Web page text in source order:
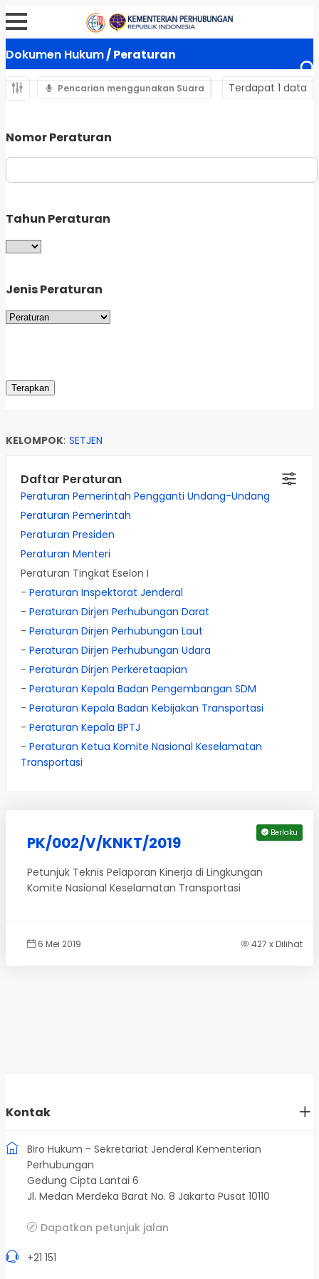
Dokumen Hukum/ Peraturan
Pencarian menggunakan Suara Terdapat 1 data
Nomor Peraturan
Tahun Peraturan
Jenis Peraturan
KELOMPOK: SETJEN
Daftar Peraturan
Peraturan Pemerintah Pengganti Undang-Undang
Peraturan Pemerintah
Peraturan Presiden
Peraturan Menteri
Peraturan Tingkat Eselon I
- Peraturan Inspektorat Jenderal
- Peraturan Dirjen Perhubungan Darat
- Peraturan Dirjen Perhubungan Laut
- Peraturan Dirjen Perhubungan Udara
- Peraturan Dirjen Perkeretaapian
- Peraturan Kepala Badan Pengembangan SDM
- Peraturan Kepala Badan Kebijakan Transportasi
- Peraturan Kepala BPTJ
- Peraturan Ketua Komite Nasional Keselamatan
Transportasi
Berlaku
PK/002/V/KNKT/2019
Petunjuk Teknis Pelaporan Kinerja di Lingkungan
Komite Nasional Keselamatan Transportasi
6 Mei 2019 427 x Dilihat
Kontak
Biro Hukum - Sekretariat Jenderal Kementerian
Perhubungan
Gedung Cipta Lantai 6
Jl. Medan Merdeka Barat No. 8 Jakarta Pusat 10110
Dapatkan petunjuk jalan
+21 151